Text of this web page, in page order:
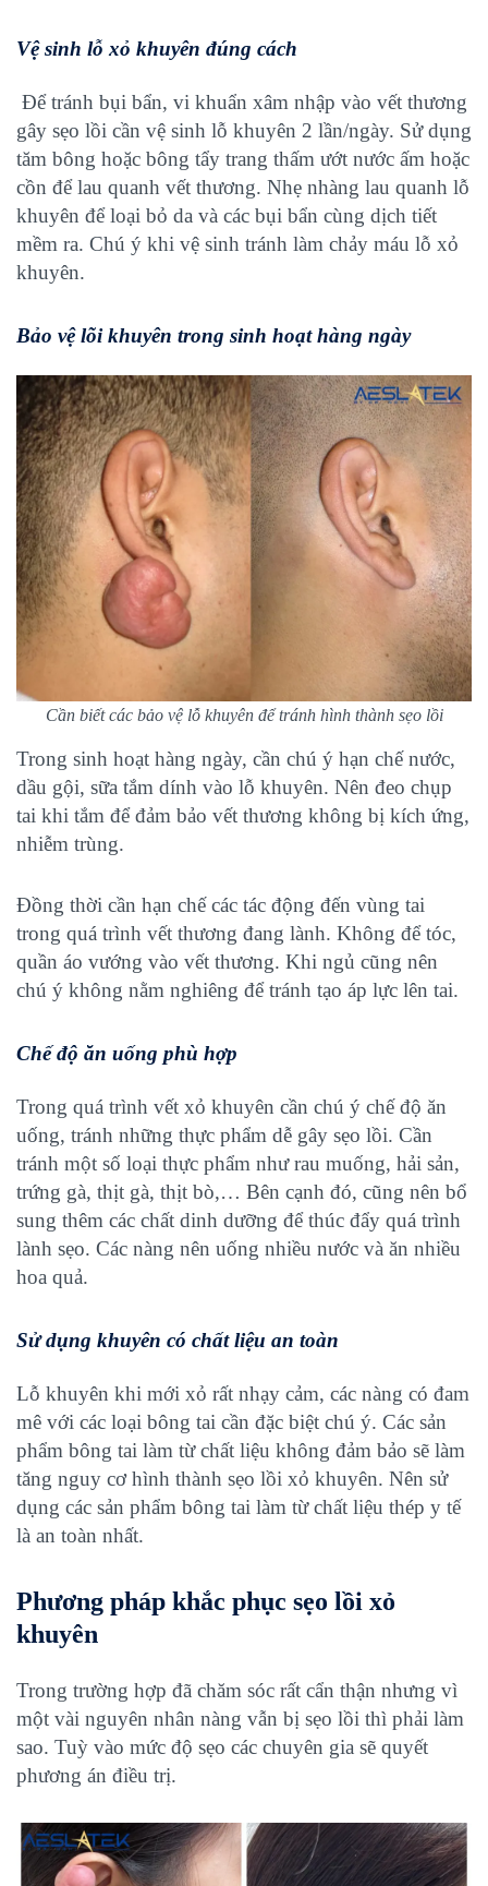
Vệ sinh lỗ xỏ khuyên đúng cách
Để tránh bụi bẩn, vi khuẩn xâm nhập vào vết thương
gây sẹo lồi cần vệ sinh lỗ khuyên 2 lần/ngày. Sử dụng
tăm bông hoặc bông tẩy trang thấm ướt nước ấm hoặc
cồn để lau quanh vết thương. Nhẹ nhàng lau quanh lỗ
khuyên để loại bỏ da và các bụi bẩn cùng dịch tiết
mềm ra. Chú ý khi vệ sinh tránh làm chảy máu lỗ xỏ
khuyên.
Bảo vệ lõi khuyên trong sinh hoạt hàng ngày
Cần biết các bảo vệ lỗ khuyên để tránh hình thành sẹo lồi
Trong sinh hoạt hàng ngày, cần chú ý hạn chế nước,
dầu gội, sữa tắm dính vào lỗ khuyên. Nên đeo chụp
tai khi tắm để đảm bảo vết thương không bị kích ứng,
nhiễm trùng.
Đồng thời cần hạn chế các tác động đến vùng tai
trong quá trình vết thương đang lành. Không để tóc,
quần áo vướng vào vết thương. Khi ngủ cũng nên
chú ý không nằm nghiêng để tránh tạo áp lực lên tai.
Chế độ ăn uống phù hợp
Trong quá trình vết xỏ khuyên cần chú ý chế độ ăn
uống, tránh những thực phẩm dễ gây sẹo lồi. Cần
tránh một số loại thực phẩm như rau muống, hải sản,
trứng gà, thịt gà, thịt bò,… Bên cạnh đó, cũng nên bổ
sung thêm các chất dinh dưỡng để thúc đẩy quá trình
lành sẹo. Các nàng nên uống nhiều nước và ăn nhiều
hoa quả.
Sử dụng khuyên có chất liệu an toàn
Lỗ khuyên khi mới xỏ rất nhạy cảm, các nàng có đam
mê với các loại bông tai cần đặc biệt chú ý. Các sản
phẩm bông tai làm từ chất liệu không đảm bảo sẽ làm
tăng nguy cơ hình thành sẹo lồi xỏ khuyên. Nên sử
dụng các sản phẩm bông tai làm từ chất liệu thép y tế
là an toàn nhất.
Phương pháp khắc phục sẹo lồi xỏ
khuyên
Trong trường hợp đã chăm sóc rất cẩn thận nhưng vì
một vài nguyên nhân nàng vẫn bị sẹo lồi thì phải làm
sao. Tuỳ vào mức độ sẹo các chuyên gia sẽ quyết
phương án điều trị.